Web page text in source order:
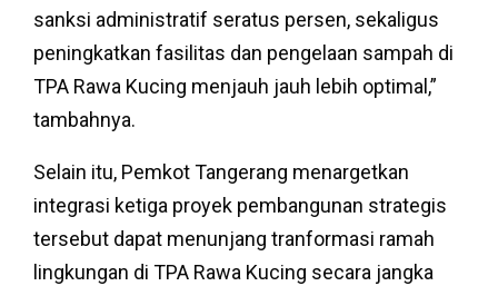
sanksi administratif seratus persen, sekaligus
peningkatkan fasilitas dan pengelaan sampah di
TPA Rawa Kucing menjauh jauh lebih optimal,”
tambahnya.
Selain itu, Pemkot Tangerang menargetkan
integrasi ketiga proyek pembangunan strategis
tersebut dapat menunjang tranformasi ramah
lingkungan di TPA Rawa Kucing secara jangka